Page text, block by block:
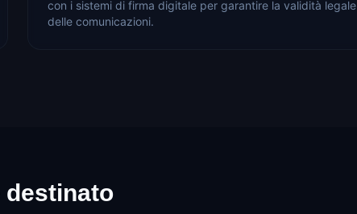
con i sistemi di firma digitale per garantire la validità legale
delle comunicazioni.
destinato